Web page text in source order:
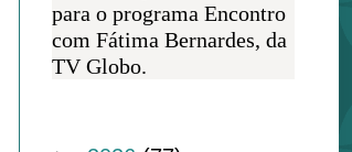
para o programa Encontro
com Fátima Bernardes, da
TV Globo.